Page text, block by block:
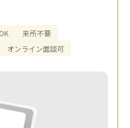
来所不要
オンライン面談可